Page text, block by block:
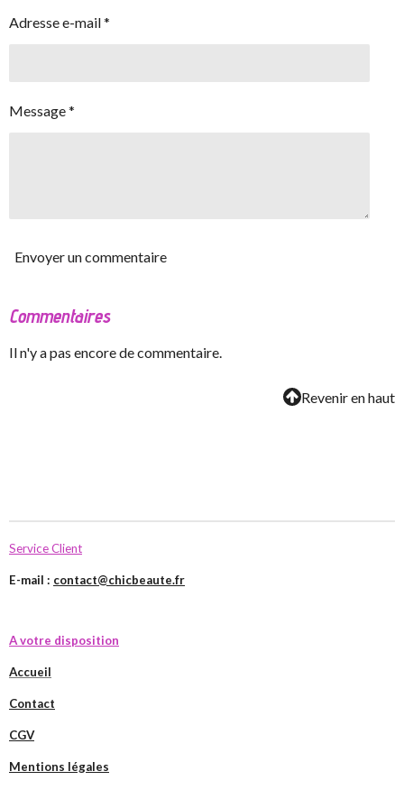
Adresse e-mail *
Message *
Envoyer un commentaire
Commentaires
Il n'y a pas encore de commentaire.
Revenir en haut
Service Client
E-mail : contact@chicbeaute.fr
A votre disposition
Accueil
Contact
CGV
Mentions légales